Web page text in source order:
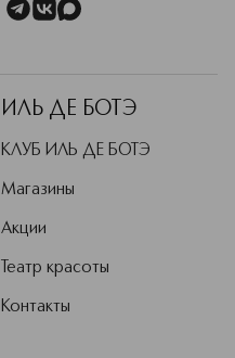
ИЛЬ ДЕ БОТЭ
КЛУБ ИЛЬ ДЕ БОТЭ
Магазины
Акции
Театр красоты
Контакты